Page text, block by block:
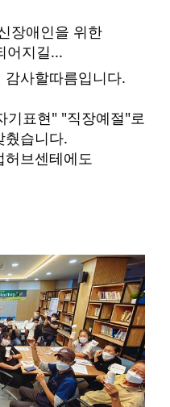
장애인을 위한
어지길...
사할따름입니다.
기표현" "직장예절"로
췄습니다.
허브센테에도